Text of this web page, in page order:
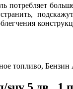
потребляет
топливо,